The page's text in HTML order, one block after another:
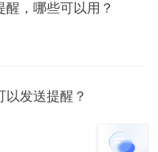
，哪些可以用？
发送提醒？